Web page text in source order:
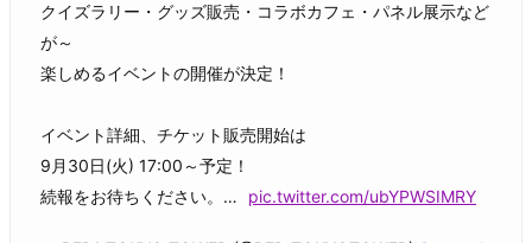
クイズラリー・グッズ販売・コラボカフェ・パネル展示など
が～
楽しめるイベントの開催が決定！
イベント詳細、チケット販売開始は
9月30日(火) 17:00～予定！
続報をお待ちください。…
pic.twitter.com/ubYPWSIMRY